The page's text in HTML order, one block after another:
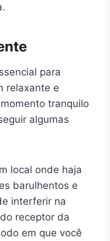
para
relaxante e
tranquilo
algumas
local onde haja
barulhentos e
interferir na
receptor da
em que você